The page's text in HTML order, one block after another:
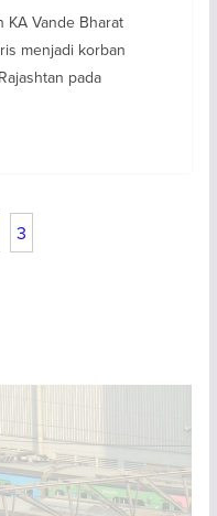
KA Vande Bharat
menjadi korban
pada
3